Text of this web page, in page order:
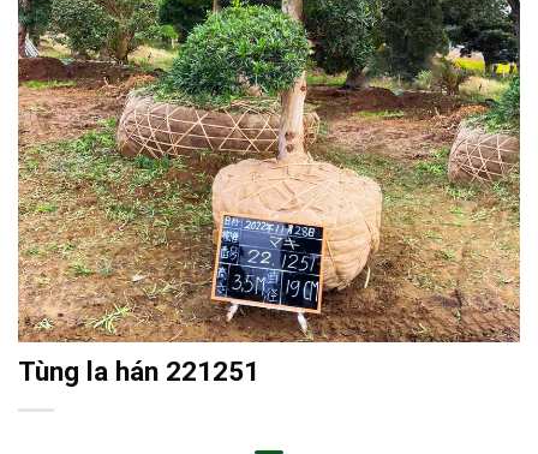
Tùng la hán 221251